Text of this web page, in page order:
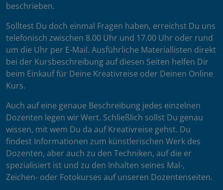
beschrieben.
Solltest Du doch einmal Fragen haben, erreichst Du uns
telefonisch zwischen 8.00 Uhr und 17.00 Uhr oder rund
um die Uhr per E-Mail. Ausführliche Materiallisten direkt
bei der Kursbeschreibung auf diesen Seiten helfen Dir
beim Einkauf für Deine Kreativreise oder Deinen Online
Kurs.
Auch auf eine genaue Beschreibung jedes einzelnen
Dozenten legen wir Wert. Schließlich sollst Du genau
wissen, mit wem Du da auf Kreativreise gehst. Du
findest Informationen zum künstlerischen Werk des
Dozenten, aber auch zu den Techniken, auf die er
spezialisiert ist und zu den Inhalten seines Mal-,
Zeichen- oder Fotokurses auf unseren Dozentenseiten.